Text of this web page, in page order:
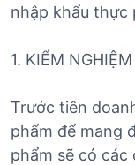
nhập khẩu thực
1. KIỂM
Trước tiên
phẩm để mang
phẩm sẽ có các